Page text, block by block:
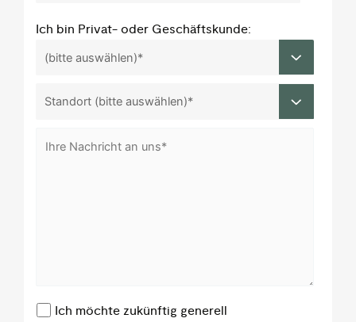
Ich bin Privat- oder Geschäftskunde:
Ich möchte zukünftig generell